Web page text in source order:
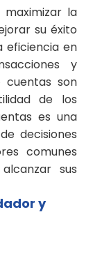
la
su éxito
eficiencia en
y
cuentas son
de los
es una
decisiones
comunes
sus
y